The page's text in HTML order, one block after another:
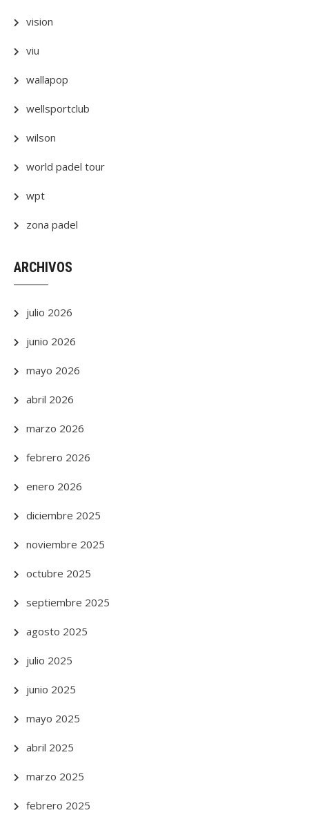
vision
viu
wallapop
wellsportclub
wilson
world padel tour
wpt
zona padel
ARCHIVOS
julio 2026
junio 2026
mayo 2026
abril 2026
marzo 2026
febrero 2026
enero 2026
diciembre 2025
noviembre 2025
octubre 2025
septiembre 2025
agosto 2025
julio 2025
junio 2025
mayo 2025
abril 2025
marzo 2025
febrero 2025